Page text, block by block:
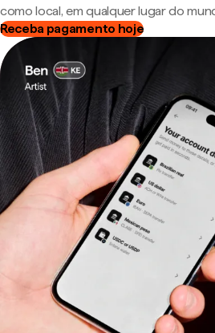
como local, em qualquer lugar do
Receba pagamento hoje